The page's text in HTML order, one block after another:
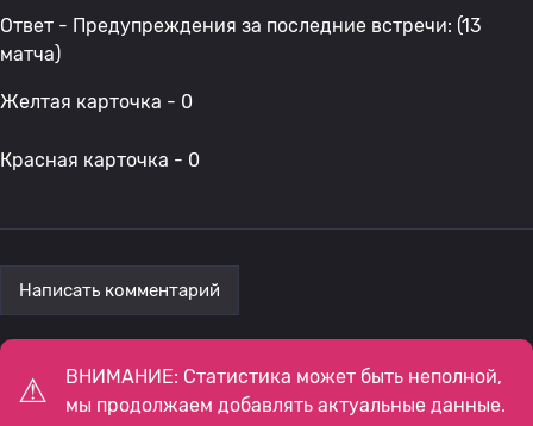
Ответ - Предупреждения за последние встречи: (13
матча)
Желтая карточка - 0
Красная карточка - 0
Написать комментарий
ВНИМАНИЕ: Статистика может быть неполной,
мы продолжаем добавлять актуальные данные.